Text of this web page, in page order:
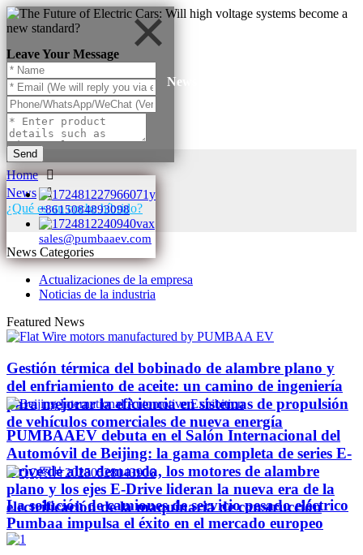
Leave Your Message
Send
+8615084893098
sales@pumbaaev.com
News
Home
News
¿Qué es un coche híbrido?
News Categories
Actualizaciones de la empresa
Noticias de la industria
Featured News
Gestión térmica del bobinado de alambre plano y
del enfriamiento de aceite: un camino de ingeniería
para mejorar la eficiencia en sistemas de propulsión
de vehículos comerciales de nueva energía
PUMBAAEV debuta en el Salón Internacional del
Automóvil de Beijing: la gama completa de series E-
Drive de alta demanda, los motores de alambre
plano y los ejes E-Drive lideran la nueva era de la
electrificación de la maquinaria de construcción
La solución de camiones de servicio pesado eléctrico
Pumbaa impulsa el éxito en el mercado europeo